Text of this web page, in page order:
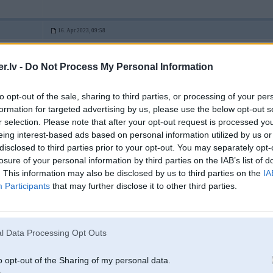
- Do Not Process My Personal Information
opt-out of the sale, sharing to third parties, or processing of your
for targeted advertising by us, please use the below opt-out
selection. Please note that after your opt-out request is processed
interest-based ads based on personal information utilized by us
to third parties prior to your opt-out. You may separately
of your personal information by third parties on the IAB’s list of
This information may also be disclosed by us to third parties on the
Participants that may further disclose it to other third parties.
Data Processing Opt Outs
opt-out of the Sharing of my personal data.
16. Apr 2023, 09:58
16 Apr 2023, 00:15:48@karlittorakstīja:
Tiešām kāds turpinas maksāt krievijas gāzei?
16. Apr 2023, 10:08
16 Apr 2023, 09:58:23@Samsasirakstīja:
16 Apr 2023, 00:15:48
mājokļa apkurei ar patēriņu virs 250 m3 gadā – 0.05985 EUR/kWh